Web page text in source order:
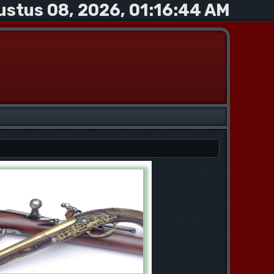
08, 2026, 01:16:44 AM